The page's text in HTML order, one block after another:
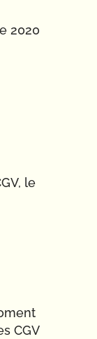
2020
le
CGV